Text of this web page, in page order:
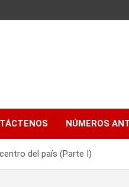
NÚMEROS
del país (Parte I)